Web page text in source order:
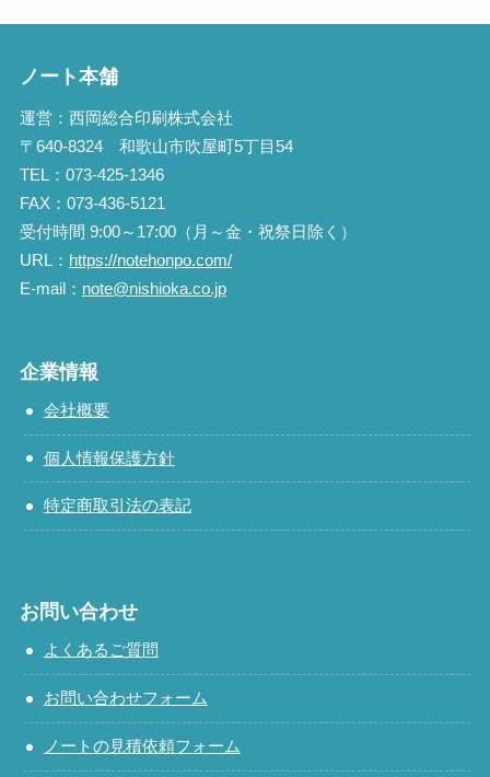
ノート本舗
運営：西岡総合印刷株式会社
〒640-8324 和歌山市吹屋町5丁目54
TEL：073-425-1346
FAX：073-436-5121
受付時間 9:00～17:00（月～金・祝祭日除く）
URL： https://notehonpo.com/
E-mail： note@nishioka.co.jp
企業情報
会社概要
個人情報保護方針
特定商取引法の表記
お問い合わせ
よくあるご質問
お問い合わせフォーム
ノートの見積依頼フォーム